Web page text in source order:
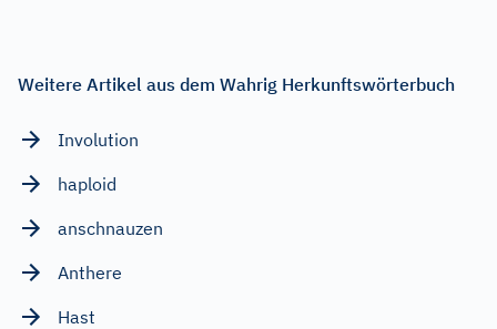
Weitere Artikel aus dem Wahrig Herkunftswörterbuch
Involution
haploid
anschnauzen
Anthere
Hast